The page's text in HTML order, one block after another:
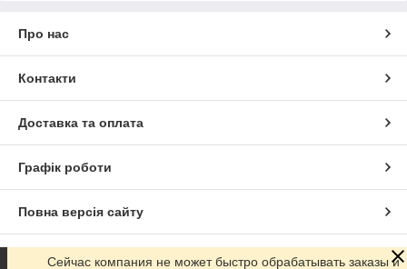
Про нас
Контакти
Доставка та оплата
Графік роботи
Повна версія сайту
Сайт створено на маркетплейсі Prom.ua
Сейчас компания не может быстро обрабатывать заказы и